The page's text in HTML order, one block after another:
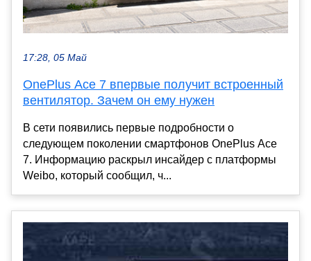
17:28, 05 Май
OnePlus Ace 7 впервые получит встроенный
вентилятор. Зачем он ему нужен
В сети появились первые подробности о
следующем поколении смартфонов OnePlus Ace
7. Информацию раскрыл инсайдер с платформы
Weibo, который сообщил, ч...